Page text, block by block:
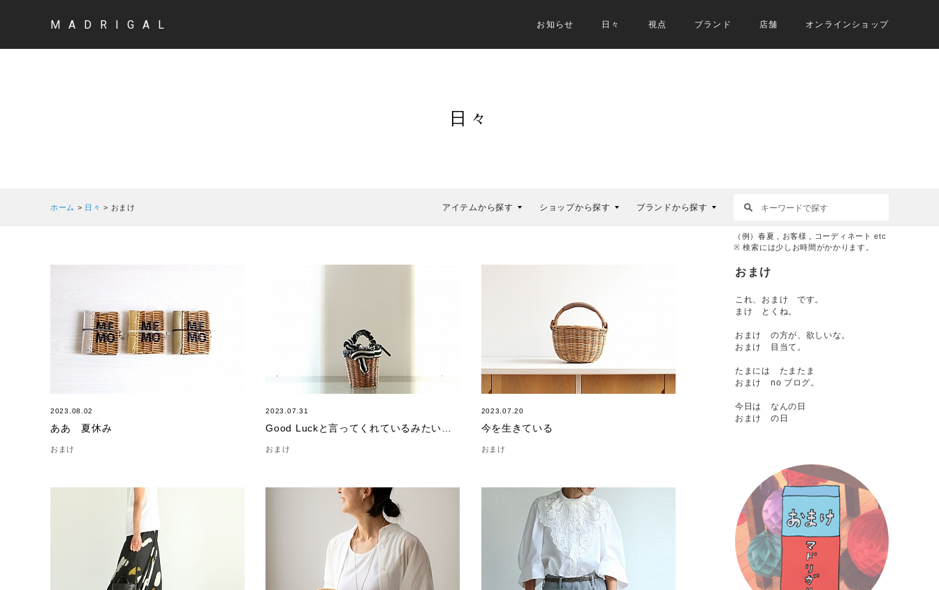
MADRIGAL お知らせ 日々 視点 ブランド 店舗 オンラインショップ
日々
ホーム > 日々 > おまけ アイテムから探す ショップから探す ブランドから探す
（例）春夏 , お客様 , コーディネート etc
※ 検索には少しお時間がかかります。
2023.08.02
ああ 夏休み
おまけ
2023.07.31
おまけ
2023.07.20
今を生きている
おまけ
おまけ
これ、おまけ です。
まけ とくね。
おまけ の方が、欲しいな。
おまけ 目当て。
たまには たまたま
おまけ no ブログ。
今日は なんの日
おまけ の日